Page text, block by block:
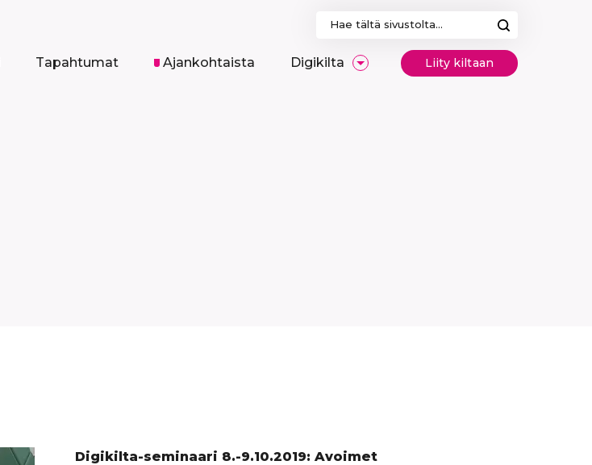
Haku:
Tapahtumat Ajankohtaista Digikilta Liity kiltaan
Digikilta-seminaari 8.-9.10.2019: Avoimet